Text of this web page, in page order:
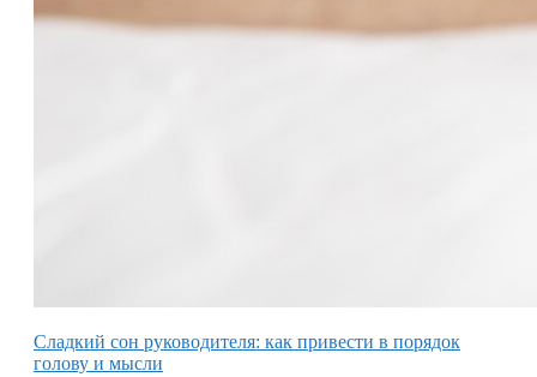
Сладкий сон руководителя: как привести в порядок
голову и мысли